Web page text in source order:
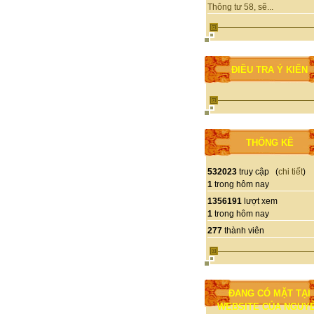
Thông tư 58, sẽ...
ĐIỀU TRA Ý KIẾN
THỐNG KÊ
532023 truy cập (chi tiết)
1 trong hôm nay
1356191 lượt xem
1 trong hôm nay
277 thành viên
ĐANG CÓ MẶT TẠI
WEBSITE CỦA